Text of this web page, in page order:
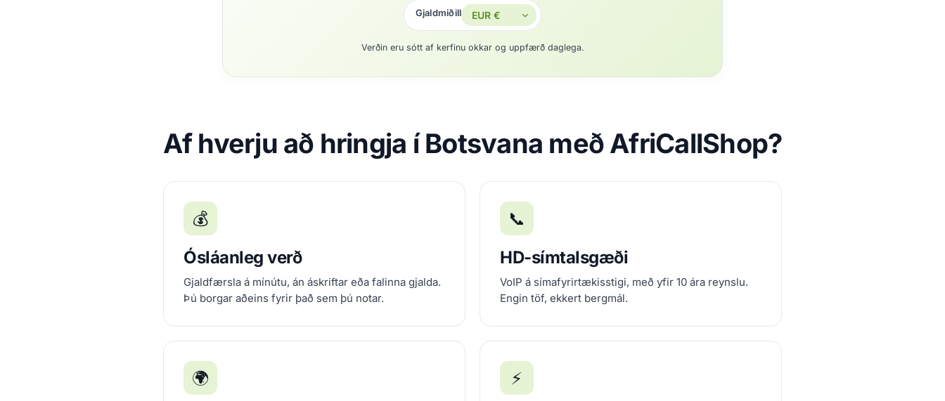
Gjaldmiðill
Verðin eru sótt af kerfinu okkar og uppfærð daglega.
Af hverju að hringja í Botsvana með AfriCallShop?
💰
Ósláanleg verð
Gjaldfærsla á mínútu, án áskriftar eða falinna gjalda.
Þú borgar aðeins fyrir það sem þú notar.
📞
HD-símtalsgæði
VoIP á símafyrirtækisstigi, með yfir 10 ára reynslu.
Engin töf, ekkert bergmál.
🌍
⚡